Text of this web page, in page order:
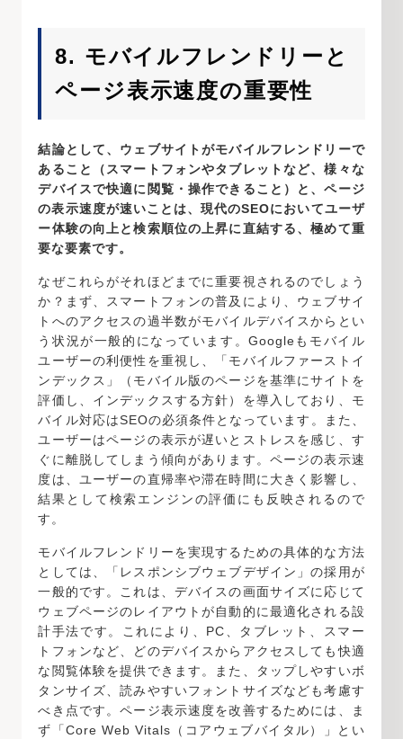
8. モバイルフレンドリーと
ページ表示速度の重要性
結論として、ウェブサイトがモバイルフレンドリーで
あること（スマートフォンやタブレットなど、様々な
デバイスで快適に閲覧・操作できること）と、ページ
の表示速度が速いことは、現代のSEOにおいてユーザ
ー体験の向上と検索順位の上昇に直結する、極めて重
要な要素です。
なぜこれらがそれほどまでに重要視されるのでしょう
か？まず、スマートフォンの普及により、ウェブサイ
トへのアクセスの過半数がモバイルデバイスからとい
う状況が一般的になっています。Googleもモバイル
ユーザーの利便性を重視し、「モバイルファーストイ
ンデックス」（モバイル版のページを基準にサイトを
評価し、インデックスする方針）を導入しており、モ
バイル対応はSEOの必須条件となっています。また、
ユーザーはページの表示が遅いとストレスを感じ、す
ぐに離脱してしまう傾向があります。ページの表示速
度は、ユーザーの直帰率や滞在時間に大きく影響し、
結果として検索エンジンの評価にも反映されるので
す。
モバイルフレンドリーを実現するための具体的な方法
としては、「レスポンシブウェブデザイン」の採用が
一般的です。これは、デバイスの画面サイズに応じて
ウェブページのレイアウトが自動的に最適化される設
計手法です。これにより、PC、タブレット、スマー
トフォンなど、どのデバイスからアクセスしても快適
な閲覧体験を提供できます。また、タップしやすいボ
タンサイズ、読みやすいフォントサイズなども考慮す
べき点です。ページ表示速度を改善するためには、ま
ず「Core Web Vitals（コアウェブバイタル）」とい